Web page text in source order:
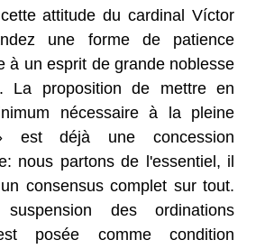
attitude du cardinal Víctor
une forme de patience
à un esprit de grande noblesse
La proposition de mettre en
nécessaire à la pleine
est déjà une concession
nous partons de l'essentiel, il
consensus complet sur tout.
des ordinations
posée comme condition